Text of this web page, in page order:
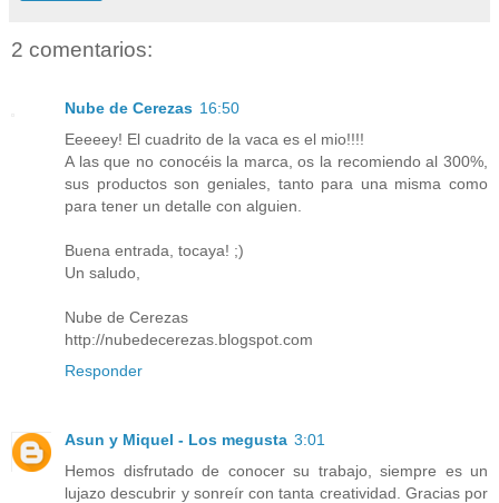
2 comentarios:
Nube de Cerezas 16:50
Eeeeey! El cuadrito de la vaca es el mio!!!!
A las que no conocéis la marca, os la recomiendo al 300%,
sus productos son geniales, tanto para una misma como
para tener un detalle con alguien.
Buena entrada, tocaya! ;)
Un saludo,
Nube de Cerezas
http://nubedecerezas.blogspot.com
Responder
Asun y Miquel - Los megusta 3:01
Hemos disfrutado de conocer su trabajo, siempre es un
lujazo descubrir y sonreír con tanta creatividad. Gracias por